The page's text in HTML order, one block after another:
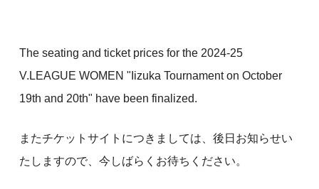
The seating and ticket prices for the 2024-25
V.LEAGUE WOMEN "Iizuka Tournament on October
19th and 20th" have been finalized.
またチケットサイトにつきましては、後日お知らせい
たしますので、今しばらくお待ちください。